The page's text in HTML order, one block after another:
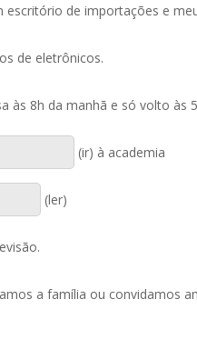
escritório de importações e
de eletrônicos.
às 8h da manhã e só volto às
(ir) à academia
(ler)
a família ou convidamos